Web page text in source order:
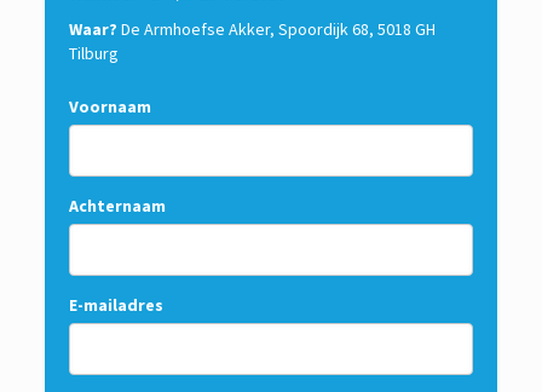
Waar? De Armhoefse Akker, Spoordijk 68, 5018 GH
Tilburg
Voornaam
Achternaam
E-mailadres